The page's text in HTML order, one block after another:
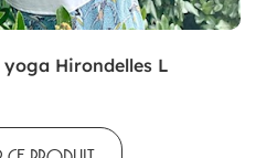
Hirondelles L